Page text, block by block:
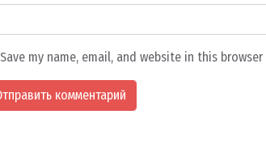
Save my name, email, and website in this